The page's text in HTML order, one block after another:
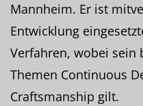
Mannheim. Er ist
Entwicklung
Verfahren, wobei sein
Themen Continuous
Craftsmanship gilt.